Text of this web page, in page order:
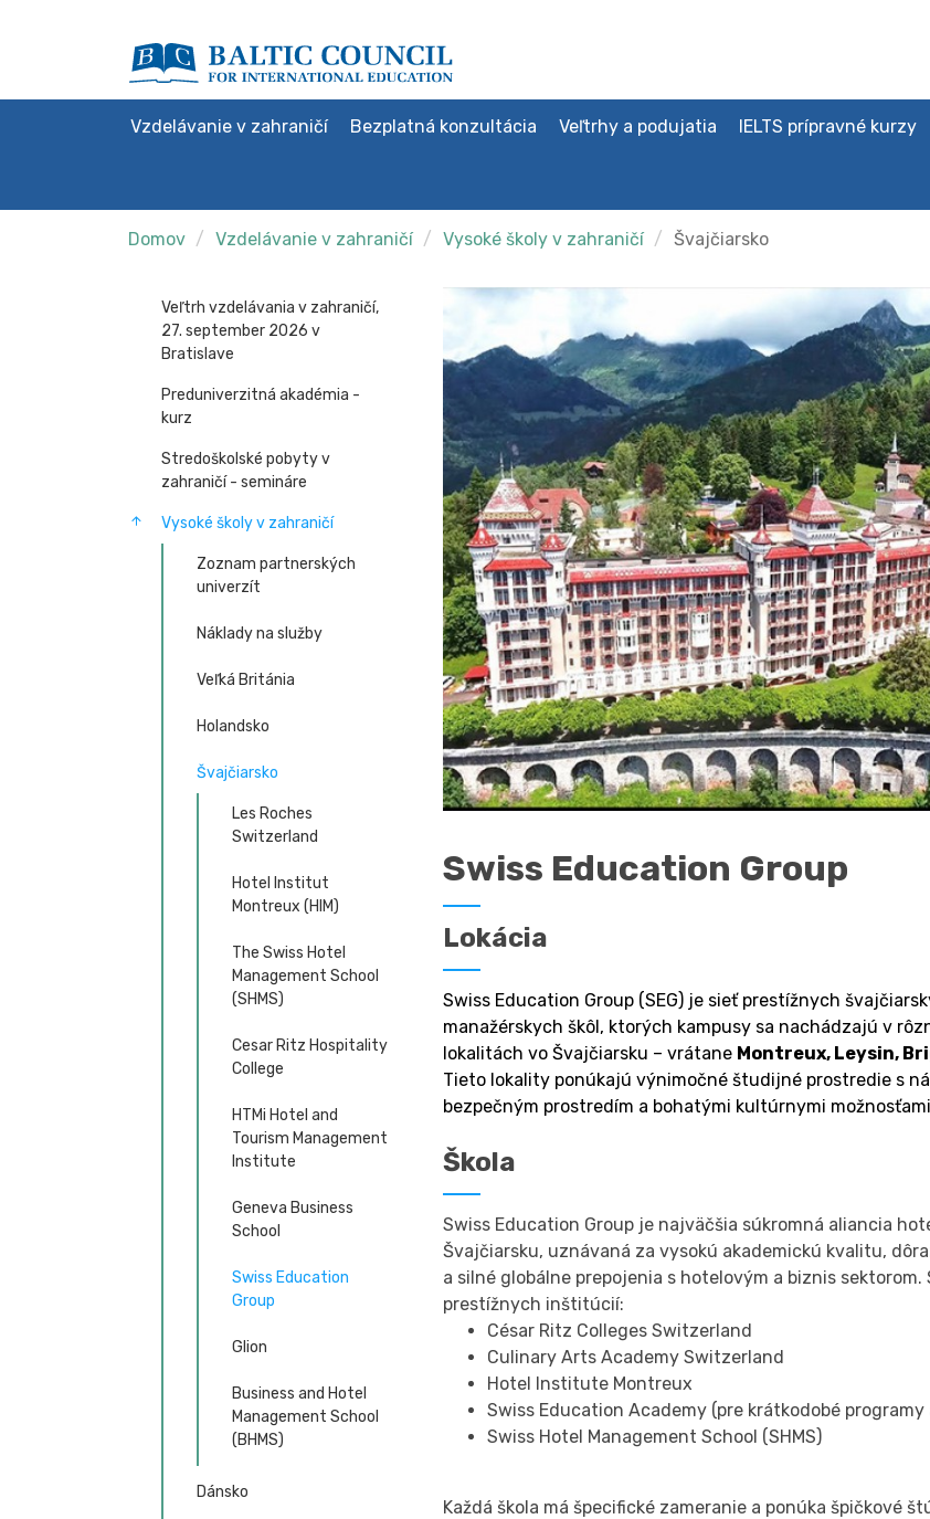
Vzdelávanie v zahraničí Bezplatná konzultácia Veľtrhy a podujatia IELTS prípravné kurzy
Domov Vzdelávanie v zahraničí Vysoké školy v zahraničí Švajčiarsko
Veľtrh vzdelávania v zahraničí,
27. september 2026 v
Bratislave
Preduniverzitná akadémia -
kurz
Stredoškolské pobyty v
zahraničí - semináre
Vysoké školy v zahraničí
Zoznam partnerských
univerzít
Náklady na služby
Veľká Británia
Holandsko
Švajčiarsko
Les Roches
Switzerland
Hotel Institut
Montreux (HIM)
The Swiss Hotel
Management School
(SHMS)
Cesar Ritz Hospitality
College
HTMi Hotel and
Tourism Management
Institute
Geneva Business
School
Swiss Education
Group
Glion
Business and Hotel
Management School
(BHMS)
Dánsko
Swiss Education Group
Lokácia
Swiss Education Group (SEG) je sieť prestížnych
manažérskych škôl, ktorých kampusy sa nachádzajú v
lokalitách vo Švajčiarsku – vrátane Montreux, Leysin,
Tieto lokality ponúkajú výnimočné študijné prostredie s
bezpečným prostredím a bohatými kultúrnymi
Škola
Swiss Education Group je najväčšia súkromná aliancia
Švajčiarsku, uznávaná za vysokú akademickú kvalitu,
a silné globálne prepojenia s hotelovým a biznis sektorom.
prestížnych inštitúcií:
César Ritz Colleges Switzerland
Culinary Arts Academy Switzerland
Hotel Institute Montreux
Swiss Education Academy (pre krátkodobé
Swiss Hotel Management School (SHMS)
Každá škola má špecifické zameranie a ponúka špičkové